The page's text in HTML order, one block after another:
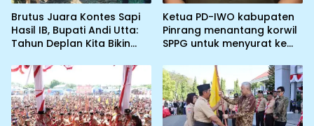
Brutus Juara Kontes Sapi
Hasil IB, Bupati Andi Utta:
Tahun Deplan Kita Bikin
Ketua PD-IWO kabupaten
Pinrang menantang korwil
SPPG untuk menyurat ke
yang tidak memenuhi
syarat standar dan
persyaratan teknis